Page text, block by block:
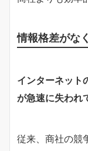
情報格差がな
インターネット
が急速に失われ
従来、商社の競